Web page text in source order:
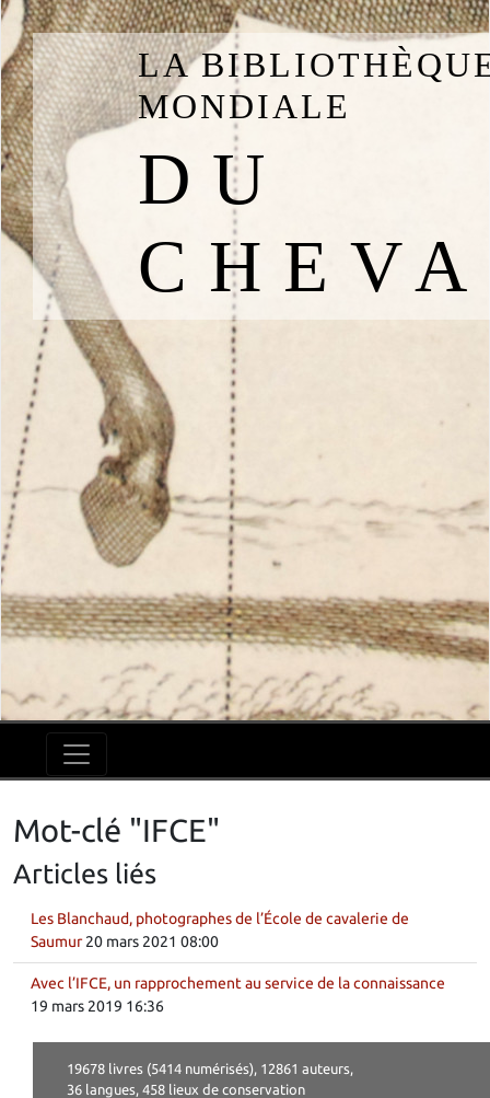
Mot-clé "IFCE"
Articles liés
Les Blanchaud, photographes de l’École de cavalerie de
Saumur20 mars 2021 08:00
Avec l’IFCE, un rapprochement au service de la connaissance
19 mars 2019 16:36
19678 livres (5414 numérisés), 12861 auteurs,
36 langues, 458 lieux de conservation
LA
MONDIALE
DU